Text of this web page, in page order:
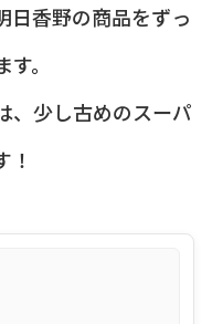
日香野の商品をずっ
。
、少し古めのスーパ